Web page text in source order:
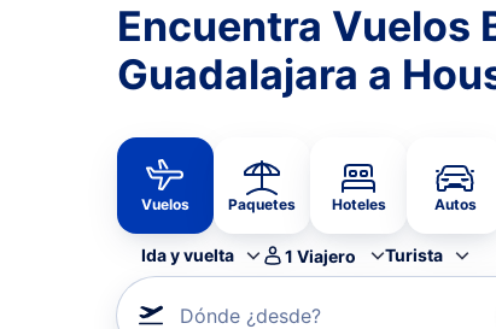
Encuentra Vuelos
Guadalajara a
Vuelos Paquetes Hoteles Autos
Ida y vuelta 1 Viajero Turista
Dónde ¿desde?